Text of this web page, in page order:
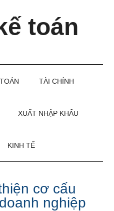
toán
TÀI CHÍNH
XUẤT NHẬP KHẨU
KINH TẾ
cơ cấu
nghiệp